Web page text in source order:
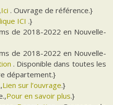
Ici . Ouvrage de référence.}
ICI .}
de 2018-2022 en Nouvelle-
de 2018-2022 en Nouvelle-
. Disponible dans toutes les
département.}
Lien sur l’ouvrage.}
Pour en savoir plus.}